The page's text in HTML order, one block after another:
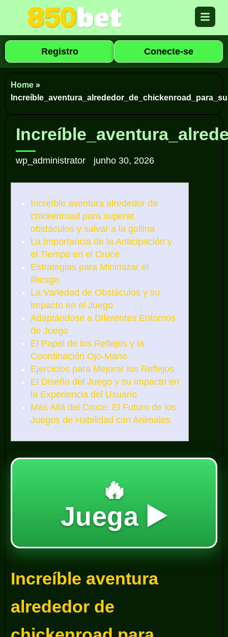
Registro Conecte-se
Home »
wp_administrator junho 30, 2026
Increíble aventura alrededor de
chickenroad para superar
obstáculos y salvar a la gallina
La Importancia de la Anticipación y
el Tiempo en el Cruce
Estrategias para Minimizar el
Riesgo
La Variedad de Obstáculos y su
Impacto en el Juego
Adaptándose a Diferentes Entornos
de Juego
El Papel de los Reflejos y la
Coordinación Ojo-Mano
Ejercicios para Mejorar los Reflejos
El Diseño del Juego y su Impacto en
la Experiencia del Usuario
Más Allá del Cruce: El Futuro de los
Juegos de Habilidad con Animales
🔥
Juega ▶️
Increíble aventura
alrededor de